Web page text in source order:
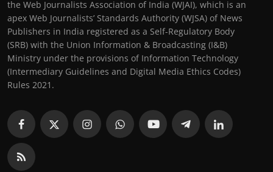
the Web Journalists Association of India (WJAI), which is an
apex Web Journalists’ Standards Authority (WJSA) of News
Publishers in India registered as a Self-Regulatory Body
(SRB) with the Union Information & Broadcasting (I&B)
Ministry under the provisions of Information Technology
(Intermediary Guidelines and Digital Media Ethics Codes)
Rules 2021.